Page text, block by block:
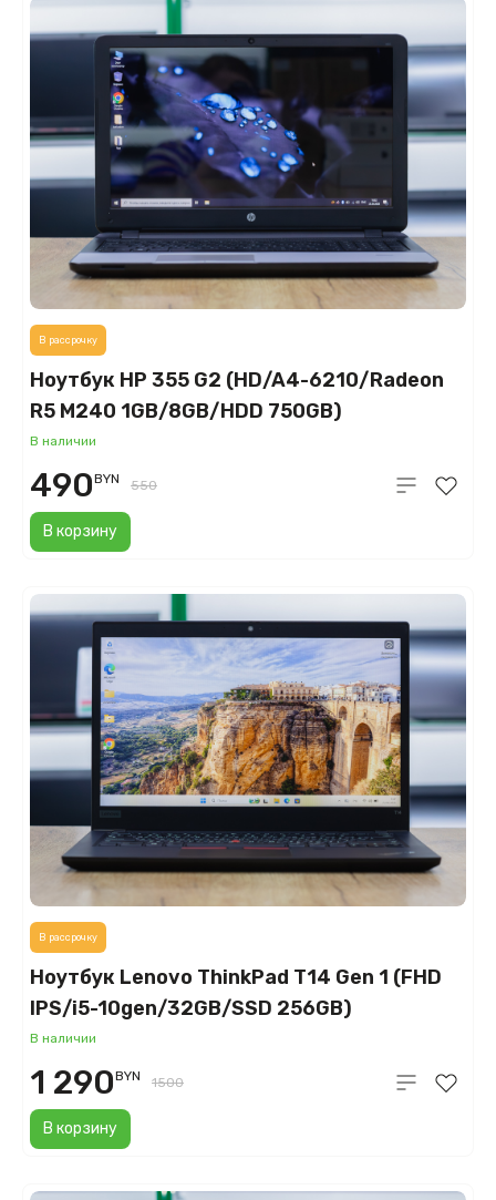
Ноутбук HP 355 G2 (HD/A4-6210/Radeon
R5 M240 1GB/8GB/HDD 750GB)
В наличии
В корзину
В рассрочку
490BYN 550
Ноутбук Lenovo ThinkPad T14 Gen 1 (FHD
IPS/i5-10gen/32GB/SSD 256GB)
В наличии
В корзину
В рассрочку
1 290BYN 1500